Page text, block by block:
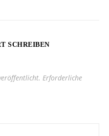
SCHREIBEN
Erforderliche